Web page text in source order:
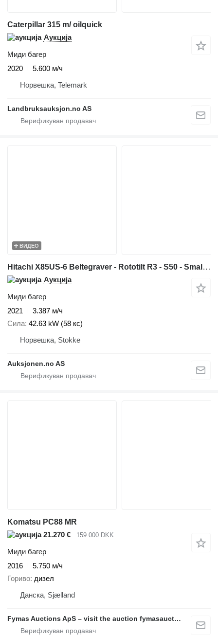
Caterpillar 315 m/ oilquick
Аукција
Миди багер
2020
5.600 м/ч
Норвешка, Telemark
Landbruksauksjon.no AS
ВИДЕО
Hitachi X85US-6 Beltegraver - Rototilt R3 - S50 - Smalskuff - VA Skuff -
Аукција
Миди багер
2021
3.387 м/ч
Сила 42.63 kW (58 кс)
Норвешка, Stokke
Auksjonen.no AS
Komatsu PC88 MR
21.270 €
159.000 DKK
Миди багер
2016
5.750 м/ч
Гориво дизел
Данска, Sjælland
Fymas Auctions ApS – visit the auction fymasauctions.dk